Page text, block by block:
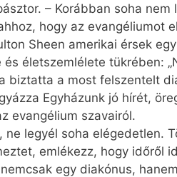
– Korábban soha
hogy az evangéliumot
­Sheen amerikai érsek
életszemlélete tükrében:
biztatta a most felszentelt
Egyházunk jó hírét,
evangélium szavairól.
ne legyél soha elégedetlen.
emlékezz, hogy időről
egy diakónus,